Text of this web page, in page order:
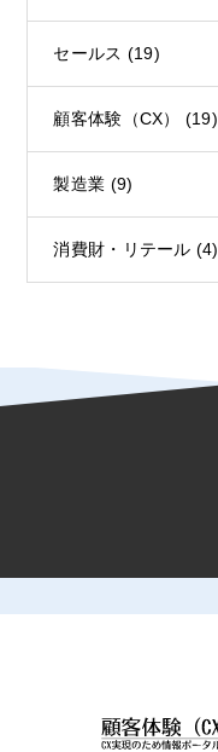
セールス (19)
顧客体験（CX） (19)
製造業 (9)
消費財・リテール (4)